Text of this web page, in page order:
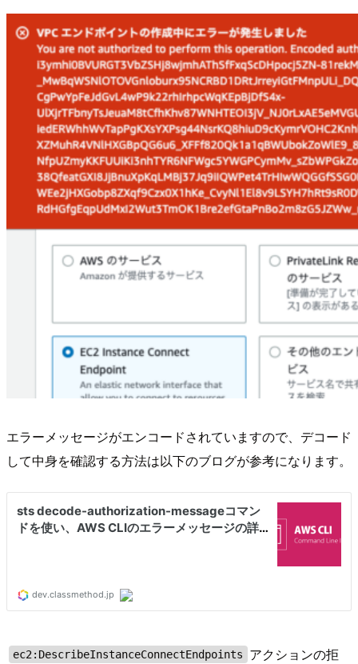
エラーメッセージがエンコードされていますので、デコード
して中身を確認する方法は以下のブログが参考になります。
ec2:DescribeInstanceConnectEndpoints
アクションの拒